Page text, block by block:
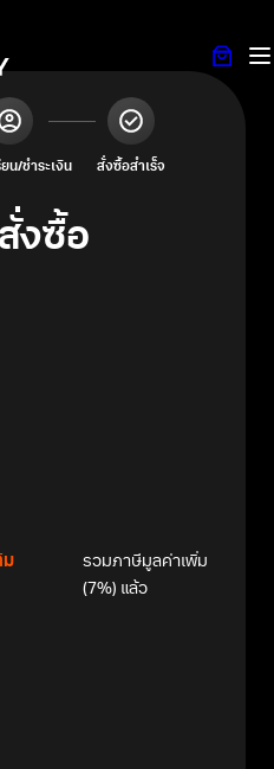
งซื้อ
ม
รวมภาษีมูลค่าเพิ่ม
(7%) แล้ว